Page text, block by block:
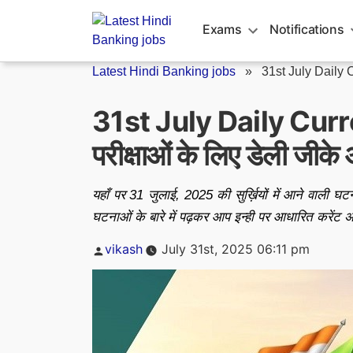
Exams Notifications
Latest Hindi Banking jobs » 31st July Daily
31st July Daily
परीक्षाओं के लिए डेली
यहाँ पर 31 जुलाई, 2025 की सुर्ख़ियों में आने वाली
घटनाओं के बारे में पढ़कर आप इन्ही पर आधारित करेंट
Posted
vikash July 31st, 2025 06:11 pm